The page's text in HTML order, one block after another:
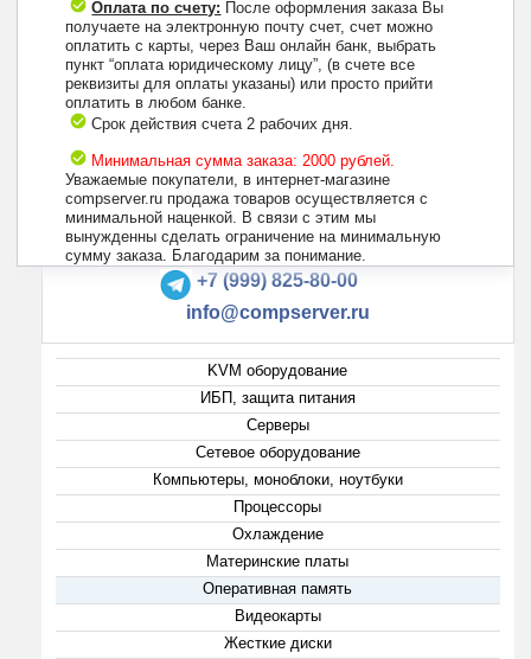
Оплата по счету: После оформления заказа Вы
получаете на электронную почту счет, счет можно
оплатить с карты, через Ваш онлайн банк, выбрать
пункт “оплата юридическому лицу”, (в счете все
реквизиты для оплаты указаны) или просто прийти
оплатить в любом банке.
Срок действия счета 2 рабочих дня.
Минимальная сумма заказа: 2000 рублей.
Уважаемые покупатели, в интернет-магазине
compserver.ru продажа товаров осуществляется с
минимальной наценкой. В связи с этим мы
вынужденны сделать ограничение на минимальную
сумму заказа. Благодарим за понимание.
+7 (495) 223-13-47
+7 (999) 825-80-00
info@compserver.ru
KVM оборудование
ИБП, защита питания
Серверы
Сетевое оборудование
Компьютеры, моноблоки, ноутбуки
Процессоры
Охлаждение
Материнские платы
Оперативная память
Видеокарты
Жесткие диски